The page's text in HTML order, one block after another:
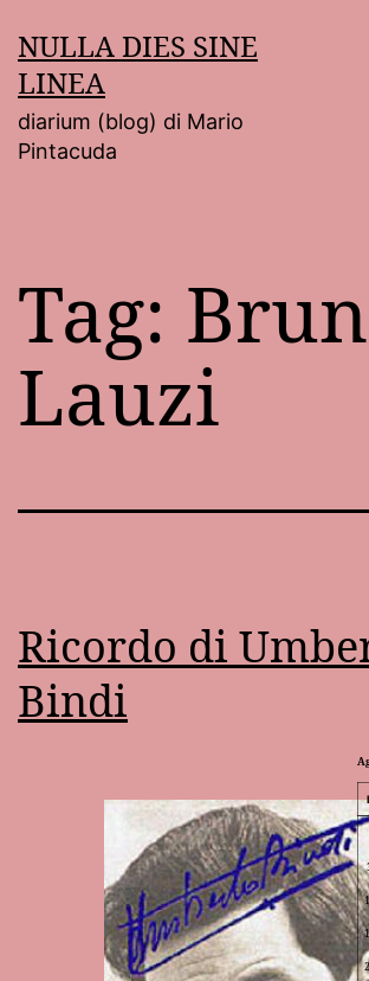
al
contenuto
NULLA DIES SINE
LINEA
diarium (blog) di Mario
Pintacuda
Tag:
Lauzi
Ricordo di
Bindi